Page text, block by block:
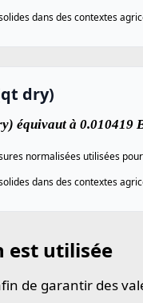
dans des contextes
dry)
équivaut à
normalisées utilisées
dans des contextes
est utilisée
de garantir des